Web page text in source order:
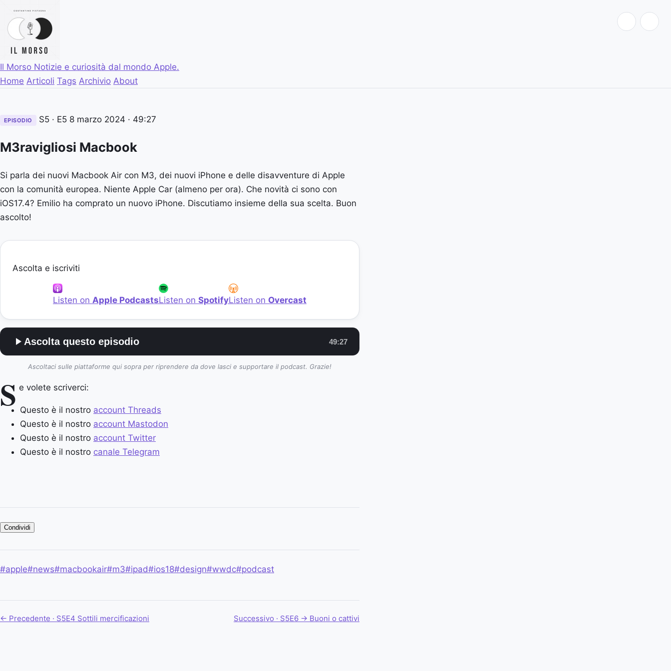
Il Morso Notizie e curiosità dal mondo Apple.
Home Articoli Tags Archivio About
EPISODIO S5 · E5 8 marzo 2024 · 49:27
M3ravigliosi Macbook
Si parla dei nuovi Macbook Air con M3, dei nuovi iPhone e delle disavventure di Apple
con la comunità europea. Niente Apple Car (almeno per ora). Che novità ci sono con
iOS17.4? Emilio ha comprato un nuovo iPhone. Discutiamo insieme della sua scelta. Buon
ascolto!
Ascolta e iscriviti
Listen on Apple PodcastsListen on SpotifyListen on Overcast
Ascolta questo episodio 49:27
Ascoltaci sulle piattaforme qui sopra per riprendere da dove lasci e supportare il podcast. Grazie!
S e volete scriverci:
Questo è il nostro account Threads
Questo è il nostro account Mastodon
Questo è il nostro account Twitter
Questo è il nostro canale Telegram
Condividi
#apple#news#macbookair#m3#ipad#ios18#design#wwdc#podcast
← Precedente · S5E4 Sottili mercificazioni Successivo · S5E6 → Buoni o cattivi